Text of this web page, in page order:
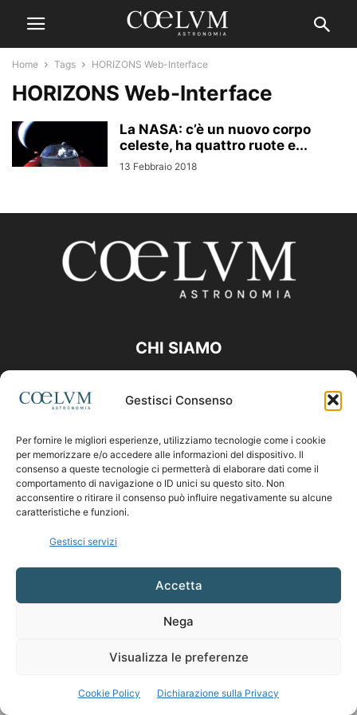
Gestisci Consenso
Per fornire le migliori esperienze, utilizziamo tecnologie come i cookie
per memorizzare e/o accedere alle informazioni del dispositivo. Il
consenso a queste tecnologie ci permetterà di elaborare dati come il
comportamento di navigazione o ID unici su questo sito. Non
acconsentire o ritirare il consenso può influire negativamente su alcune
caratteristiche e funzioni.
Gestisci servizi
Accetta
Nega
Visualizza le preferenze
Cookie Policy Dichiarazione sulla Privacy
Home Tags HORIZONS Web-Interface
HORIZONS Web-Interface
La NASA: c’è un nuovo corpo
celeste, ha quattro ruote e...
13 Febbraio 2018
CHI SIAMO
Contattaci:coelumastro@coelum.com
SEGUICI